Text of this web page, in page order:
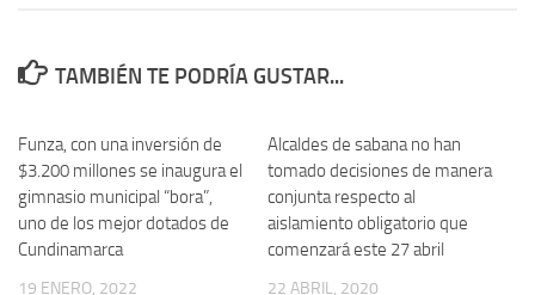
TAMBIÉN TE PODRÍA GUSTAR...
Funza, con una inversión de
$3.200 millones se inaugura el
gimnasio municipal “bora”,
uno de los mejor dotados de
Cundinamarca
19 ENERO, 2022
Alcaldes de sabana no han
tomado decisiones de manera
conjunta respecto al
aislamiento obligatorio que
comenzará este 27 abril
22 ABRIL, 2020